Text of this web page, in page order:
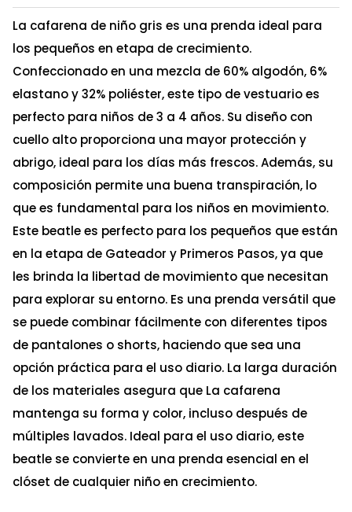
La cafarena de niño gris es una prenda ideal para
los pequeños en etapa de crecimiento.
Confeccionado en una mezcla de 60% algodón, 6%
elastano y 32% poliéster, este tipo de vestuario es
perfecto para niños de 3 a 4 años. Su diseño con
cuello alto proporciona una mayor protección y
abrigo, ideal para los días más frescos. Además, su
composición permite una buena transpiración, lo
que es fundamental para los niños en movimiento.
Este beatle es perfecto para los pequeños que están
en la etapa de Gateador y Primeros Pasos, ya que
les brinda la libertad de movimiento que necesitan
para explorar su entorno. Es una prenda versátil que
se puede combinar fácilmente con diferentes tipos
de pantalones o shorts, haciendo que sea una
opción práctica para el uso diario. La larga duración
de los materiales asegura que La cafarena
mantenga su forma y color, incluso después de
múltiples lavados. Ideal para el uso diario, este
beatle se convierte en una prenda esencial en el
clóset de cualquier niño en crecimiento.